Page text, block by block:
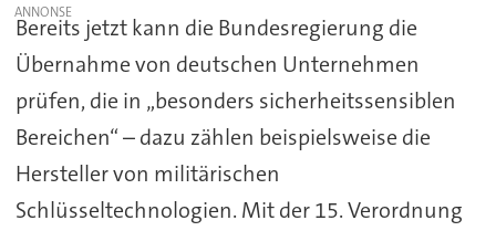
Bereits jetzt kann die Bundesregierung die
Übernahme von deutschen Unternehmen
prüfen, die in „besonders sicherheitssensiblen
Bereichen“ – dazu zählen beispielsweise die
Hersteller von militärischen
Schlüsseltechnologien. Mit der 15. Verordnung